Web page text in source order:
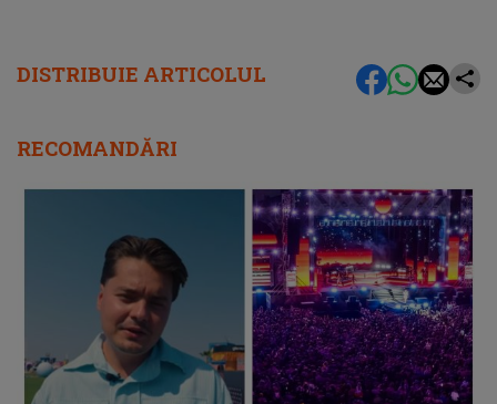
DISTRIBUIE ARTICOLUL
RECOMANDĂRI